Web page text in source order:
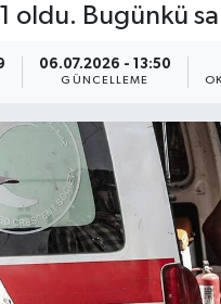
oldu. Bugünkü
06.07.2026 - 13:50
GÜNCELLEME